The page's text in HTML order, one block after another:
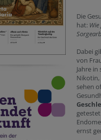
Die
hat:
Dabei
von
Jahre
Nikotin,
sehen
ernst